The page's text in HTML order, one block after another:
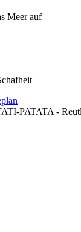
Meer auf
PATATA -